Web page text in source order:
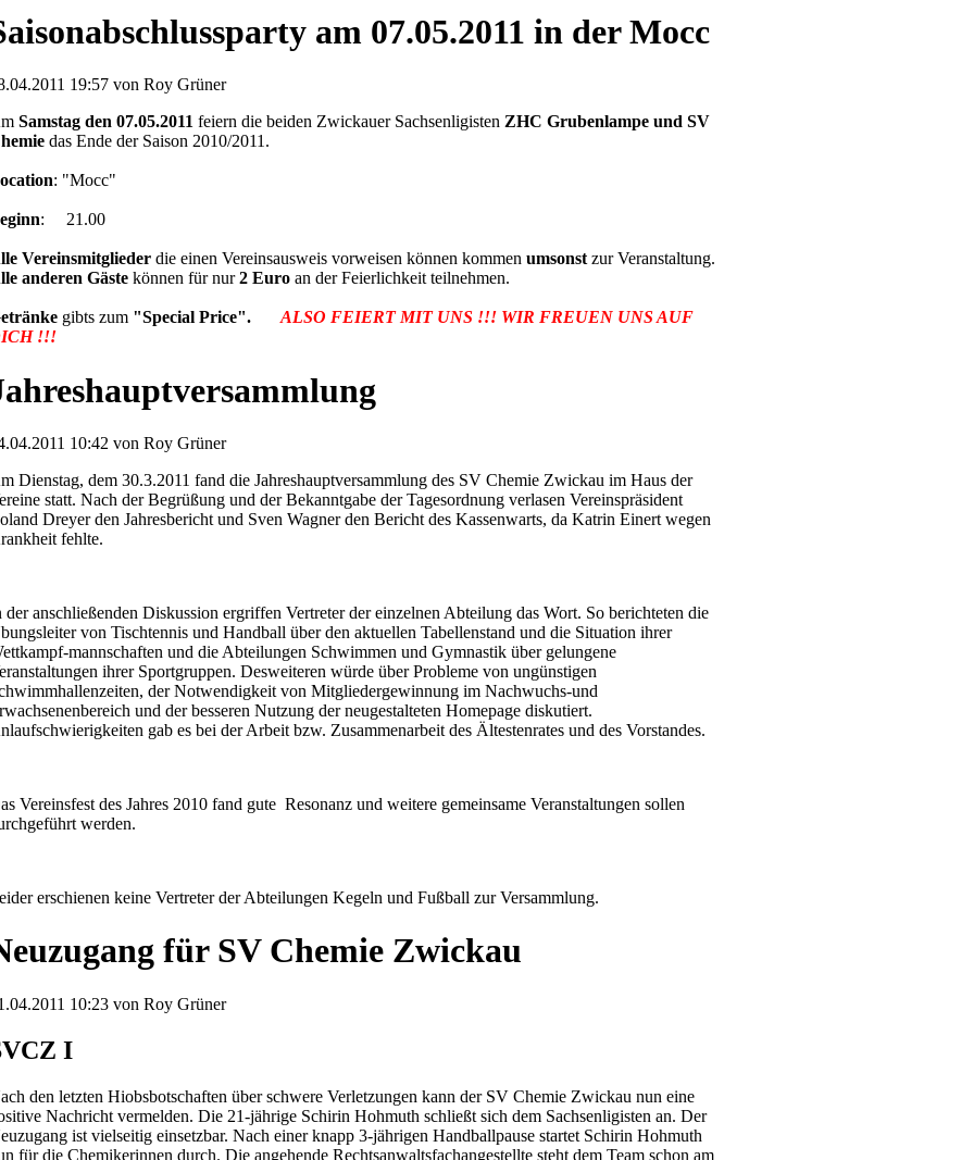
am 07.05.2011 in der Mocc
19:57 von Roy Grüner
Samstag den 07.05.2011 feiern die beiden Zwickauer Sachsenligisten ZHC Grubenlampe und SV
das Ende der Saison 2010/2011.
: "Mocc"
: 21.00
Vereinsmitglieder die einen Vereinsausweis vorweisen können kommen umsonst zur Veranstaltung.
anderen Gäste können für nur2 Euro an der Feierlichkeit teilnehmen.
gibts zum "Special Price".
ALSO FEIERT MIT UNS !!! WIR FREUEN UNS AUF
!!!
10:42 von Roy Grüner
Dienstag, dem 30.3.2011 fand die Jahreshauptversammlung des SV Chemie Zwickau im Haus der
statt. Nach der Begrüßung und der Bekanntgabe der Tagesordnung verlasen Vereinspräsident
Dreyer den Jahresbericht und Sven Wagner den Bericht des Kassenwarts, da Katrin Einert wegen
fehlte.
der anschließenden Diskussion ergriffen Vertreter der einzelnen Abteilung das Wort. So berichteten die
von Tischtennis und Handball über den aktuellen Tabellenstand und die Situation ihrer
mannschaften und die Abteilungen Schwimmen und Gymnastik über gelungene
ihrer Sportgruppen. Desweiteren würde über Probleme von ungünstigen
der Notwendigkeit von Mitgliedergewinnung im Nachwuchs-und
und der besseren Nutzung der neugestalteten Homepage diskutiert.
gab es bei der Arbeit bzw. Zusammenarbeit des Ältestenrates und des Vorstandes.
Vereinsfest des Jahres 2010 fand gute Resonanz und weitere gemeinsame Veranstaltungen sollen
werden.
erschienen keine Vertreter der Abteilungen Kegeln und Fußball zur Versammlung.
für SV Chemie Zwickau
10:23 von Roy Grüner
I
den letzten Hiobsbotschaften über schwere Verletzungen kann der SV Chemie Zwickau nun eine
Nachricht vermelden. Die 21-jährige Schirin Hohmuth schließt sich dem Sachsenligisten an. Der
ist vielseitig einsetzbar. Nach einer knapp 3-jährigen Handballpause startet Schirin Hohmuth
für die Chemikerinnen durch. Die angehende Rechtsanwaltsfachangestellte steht dem Team schon am